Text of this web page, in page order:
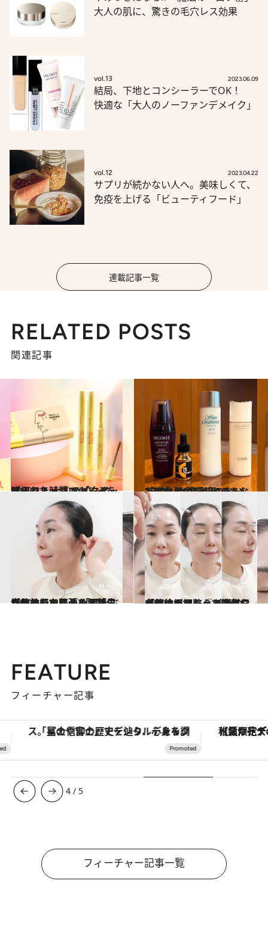
大人の肌に、驚きの毛穴レス効果
vol.13 2023.06.09
結局、下地とコンシーラーでOK！
快適な「大人のノーファンデメイク」
vol.12 2023.04.22
サプリが続かない人へ。美味しくて、
免疫を上げる「ビューティフード」
連載記事一覧
RELATED POSTS
関連記事
2023.3.4
限られた時間でキレイを叶える！ 大人の「タイパ」コスメ ①メイクアップ編
ビューティ＆ヘルス 2022.10.10
“スキンケア迷子”のあなたにも！ 間違いのない「進化型ロングセラー」
ビューティ＆ヘルス
2022.11.18
自律神経を整えると毎日がうまくいく ②「耳たぶたたみ」で緊張を解放！ 身体と心をゆるめる「生活のヒント」
ビューティ＆ヘルス 2022.11.18
自律神経を整えると毎日がうまくいく ①綿棒の「顔ツボ押し」で簡単に 心も体もスーッと楽になる！
ビューティ＆ヘルス
FEATURE
フィーチャー記事
「星のや富士」でデジタルデトックス。冨士信仰の歴史を辿り、心身を調える。 【夏限定ディナーコース】旬を
4 / 5
フィーチャー記事一覧